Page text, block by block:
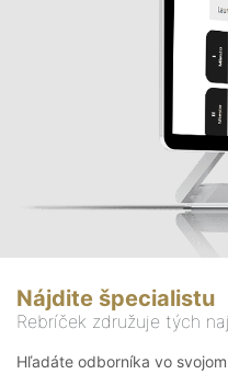
Nájdite špecialistu
Rebríček združuje tých
Hľadáte odborníka vo